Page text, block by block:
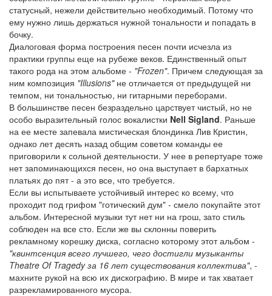
статусный, нежели действительно необходимый. Потому что
ему нужно лишь держаться нужной тональности и попадать в
бочку.
Диалоговая форма построения песен почти исчезла из
практики группы еще на рубеже веков. Единственный опыт
такого рода на этом альбоме - "Frozen". Причем следующая за
ним композиция "Illusions"не отличается от предыдущей ни
темпом, ни тональностью, ни гитарными переборами.
В большинстве песен безраздельно царствует чистый, но не
особо выразительный голос вокалистки Nell Sigland. Раньше
на ее месте запевала мистическая блондинка Лив Кристин,
однако лет десять назад общим советом команды ее
приговорили к сольной деятельности. У нее в репертуаре тоже
нет запоминающихся песен, но она выступает в бархатных
платьях до пят - а это все, что требуется.
Если вы испытываете устойчивый интерес ко всему, что
проходит под грифом "готический дум" - смело покупайте этот
альбом. Интересной музыки тут нет ни на грош, зато стиль
соблюден на все сто. Если же вы склонны поверить
рекламному корешку диска, согласно которому этот альбом -
"квинтсенция всего лучшего, чего достигли музыканты
Theatre Of Tragedy за 16 лет существования коллектива", -
махните рукой на всю их дискографию. В мире и так хватает
разрекламированного мусора.